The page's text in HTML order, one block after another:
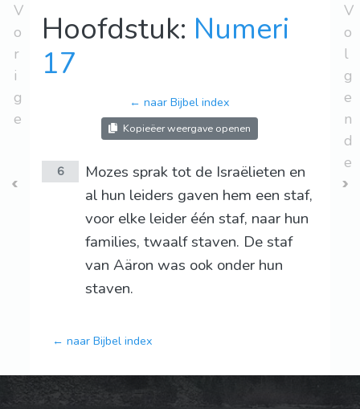
V
o
r
i
g
e
Hoofdstuk: Numeri
17
← naar Bijbel index
Kopieëer weergave openen
6
Mozes sprak tot de Israëlieten en
al hun leiders gaven hem een staf,
voor elke leider één staf, naar hun
families, twaalf staven. De staf
van Aäron was ook onder hun
staven.
← naar Bijbel index
V
o
l
g
e
n
d
e